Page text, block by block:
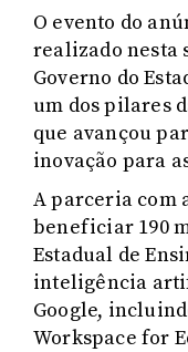
O evento do
realizado nesta
Governo do
um dos pilares
que avançou
inovação para
A parceria com
beneficiar 190
Estadual de
inteligência
Google,
Workspace for